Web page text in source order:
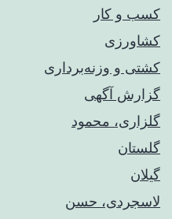
کسب و کار
کشاورزی
کشتی و وزنه‌برداری
گزارش آگهی
گلزاری، محمود
گلستان
گیلان
لاسجردی، حسن